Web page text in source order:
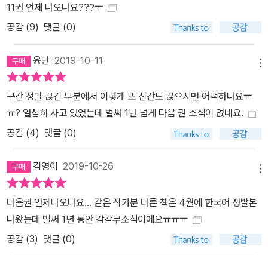
11권 언제 나오나요???ㅜ
공감 (9) 댓글 (0)
융단 2019-10-11
구간 정발 끊긴 부분에서 이렇게 또 신간도 끊으시면 어떡하나요ㅠ
ㅠ? 열심히 사고 있었는데 벌써 1년 넘게 다음 권 소식이 없네요.
공감 (4) 댓글 (0)
김영이 2019-10-26
다음권 언제나오나요... 같은 작가분 다른 책은 4월에 한국어 정발본
나왔는데 벌써 1년 동안 감감무소식이에요ㅠㅠㅠ
공감 (3) 댓글 (0)